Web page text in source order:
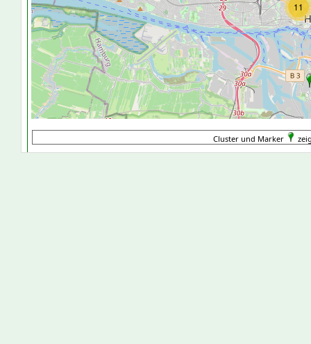
11
Cluster und Marker